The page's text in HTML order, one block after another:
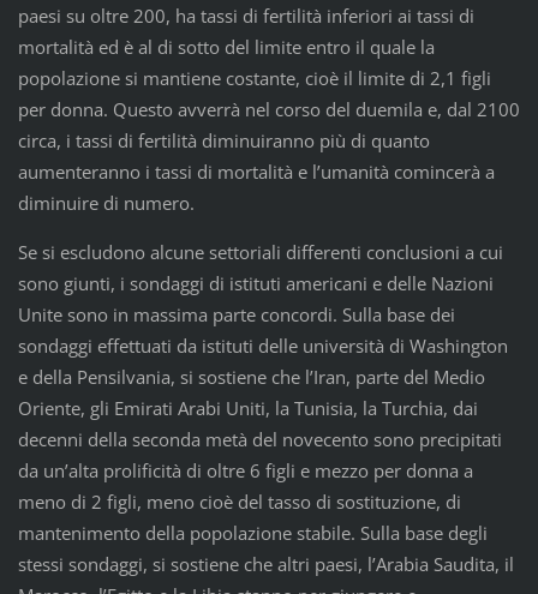
paesi su oltre 200, ha tassi di fertilità inferiori ai tassi di
mortalità ed è al di sotto del limite entro il quale la
popolazione si mantiene costante, cioè il limite di 2,1 figli
per donna. Questo avverrà nel corso del duemila e, dal 2100
circa, i tassi di fertilità diminuiranno più di quanto
aumenteranno i tassi di mortalità e l’umanità comincerà a
diminuire di numero.
Se si escludono alcune settoriali differenti conclusioni a cui
sono giunti, i sondaggi di istituti americani e delle Nazioni
Unite sono in massima parte concordi. Sulla base dei
sondaggi effettuati da istituti delle università di Washington
e della Pensilvania, si sostiene che l’Iran, parte del Medio
Oriente, gli Emirati Arabi Uniti, la Tunisia, la Turchia, dai
decenni della seconda metà del novecento sono precipitati
da un’alta prolificità di oltre 6 figli e mezzo per donna a
meno di 2 figli, meno cioè del tasso di sostituzione, di
mantenimento della popolazione stabile. Sulla base degli
stessi sondaggi, si sostiene che altri paesi, l’Arabia Saudita, il